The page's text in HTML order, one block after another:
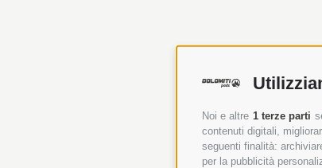
Noi e altre 1 terze parti
contenuti digitali,
seguenti finalità:
per la pubblicità